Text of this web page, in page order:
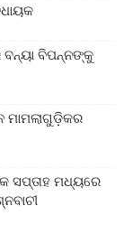
ବିପନ୍ନଙ୍କୁ
ମାମଲାଗୁଡ଼ିକର
ସପ୍ତାହ ମଧ୍ୟରେ